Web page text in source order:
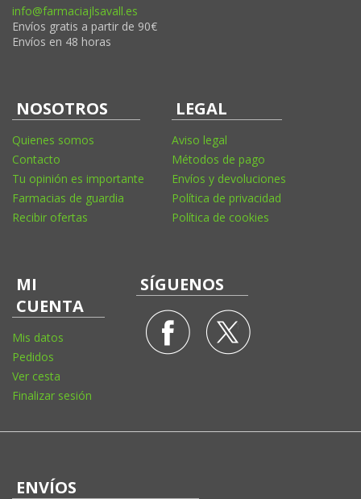
info@farmaciajlsavall.es
Envíos gratis a partir de 90€
Envíos en 48 horas
NOSOTROS
Quienes somos
Contacto
Tu opinión es importante
Farmacias de guardia
Recibir ofertas
LEGAL
Aviso legal
Métodos de pago
Envíos y devoluciones
Política de privacidad
Política de cookies
MI
CUENTA
Mis datos
Pedidos
Ver cesta
Finalizar sesión
SÍGUENOS
ENVÍOS